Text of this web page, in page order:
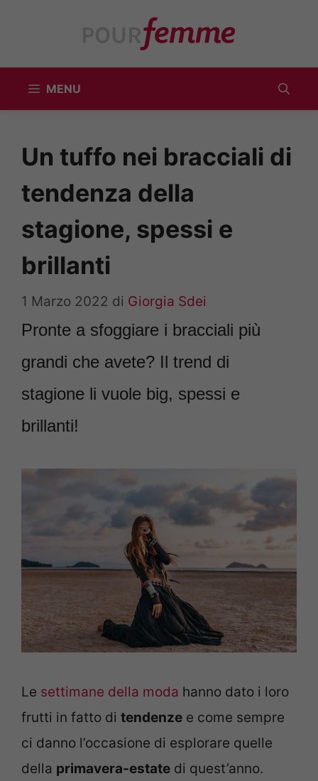
MENU
Un tuffo nei bracciali di
tendenza della
stagione, spessi e
brillanti
1 Marzo 2022 di Giorgia Sdei
Pronte a sfoggiare i bracciali più
grandi che avete? Il trend di
stagione li vuole big, spessi e
brillanti!
Le settimane della moda hanno dato i loro
frutti in fatto di tendenze e come sempre
ci danno l’occasione di esplorare quelle
della primavera-estate di quest’anno.